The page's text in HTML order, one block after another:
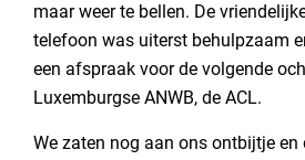
maar weer te bellen. De
telefoon was uiterst behulpzaam
een afspraak voor de volgende
Luxemburgse ANWB, de ACL.
We zaten nog aan ons ontbijtje en